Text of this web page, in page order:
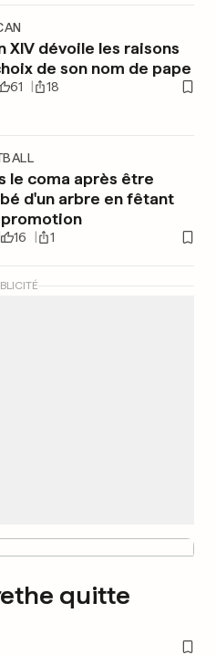
XIV dévoile les raisons
de son nom de pape
61 18
le coma après être
d'un arbre en fêtant
promotion
16 1
quitte